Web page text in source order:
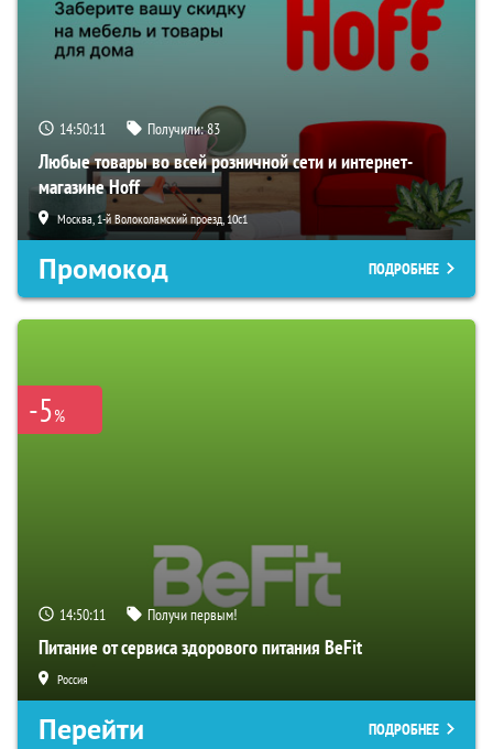
14:50:10 Получили:83
Любые товары во всей розничной сети и интернет-
магазине Hoff
Москва, 1-й Волоколамский проезд, 10с1
Промокод ПОДРОБНЕЕ
-5%
14:50:10 Получи первым!
Питание от сервиса здорового питания BeFit
Россия
Перейти ПОДРОБНЕЕ